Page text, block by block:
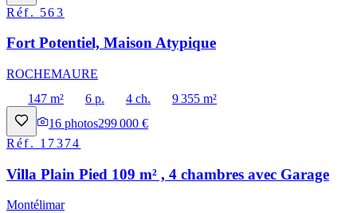
Réf. 563
Fort Potentiel, Maison Atypique
ROCHEMAURE
147 m²
6 p. 4 ch.
9 355 m²
16 photos299 000 €
Réf. 17374
Villa Plain Pied 109 m² , 4 chambres avec Garage
Montélimar